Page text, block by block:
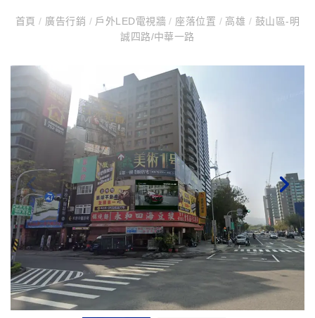
首頁/ 廣告行銷 /戶外LED電視牆/ 座落位置 / 高雄 / 鼓山區-明
誠四路/中華一路